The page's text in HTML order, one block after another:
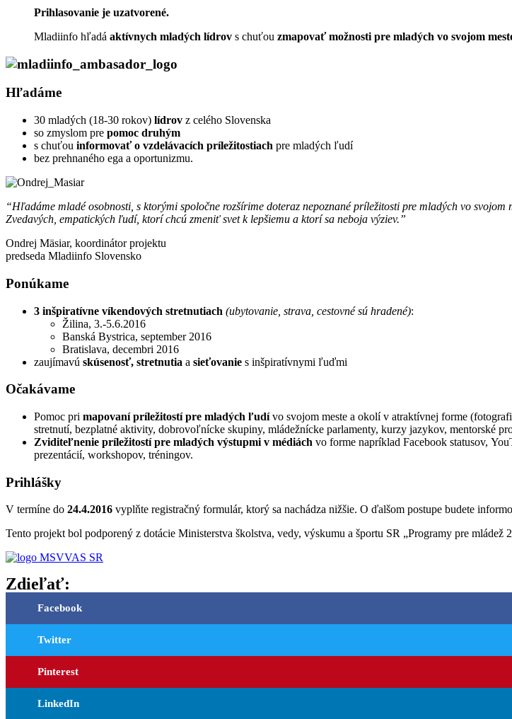
Prihlasovanie je uzatvorené.
Mladiinfo hľadá aktívnych mladých lídrov s chuťou zmapovať možnosti pre mladých vo svojom
Hľadáme
30 mladých (18-30 rokov) lídrov z celého Slovenska
so zmyslom pre pomoc druhým
s chuťou informovať o vzdelávacích príležitostiach pre mladých ľudí
bez prehnaného ega a oportunizmu.
“Hľadáme mladé osobnosti, s ktorými spoločne rozšírime doteraz nepoznané príležitosti pre mladých vo
Zvedavých, empatických ľudí, ktorí chcú zmeniť svet k lepšiemu a ktorí sa neboja výziev.”
Ondrej Mäsiar, koordinátor projektu
predseda Mladiinfo Slovensko
Ponúkame
3 inšpiratívne víkendových stretnutiach (ubytovanie, strava, cestovné sú hradené):
Žilina, 3.-5.6.2016
Banská Bystrica, september 2016
Bratislava, decembri 2016
zaujímavú skúsenosť, stretnutia a sieťovanie s inšpiratívnymi ľuďmi
Očakávame
Pomoc pri mapovaní príležitostí pre mladých ľudívo svojom meste a okolí v atraktívnej forme
stretnutí, bezplatné aktivity, dobrovoľnícke skupiny, mládežnícke parlamenty, kurzy jazykov, mentorské
Zviditeľnenie príležitostí pre mladých výstupmi v médiách vo forme napríklad Facebook statusov,
prezentácií, workshopov, tréningov.
Prihlášky
V termíne do 24.4.2016 vyplňte registračný formulár, ktorý sa nachádza nižšie. O ďalšom postupe budete
Tento projekt bol podporený z dotácie Ministerstva školstva, vedy, výskumu a športu SR „Programy pre
Zdieľať:
Facebook
Twitter
Pinterest
LinkedIn